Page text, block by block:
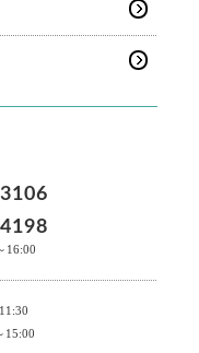
16:00
15:00